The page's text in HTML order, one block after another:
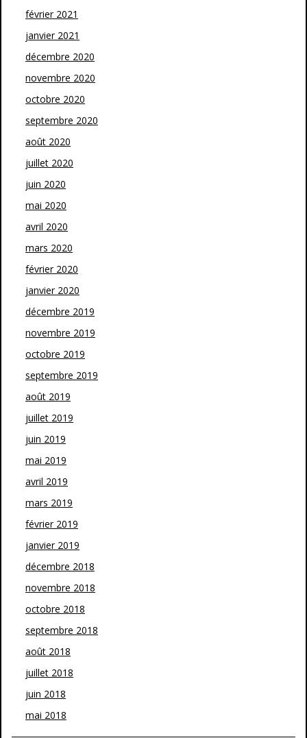
février 2021
janvier 2021
décembre 2020
novembre 2020
octobre 2020
septembre 2020
août 2020
juillet 2020
juin 2020
mai 2020
avril 2020
mars 2020
février 2020
janvier 2020
décembre 2019
novembre 2019
octobre 2019
septembre 2019
août 2019
juillet 2019
juin 2019
mai 2019
avril 2019
mars 2019
février 2019
janvier 2019
décembre 2018
novembre 2018
octobre 2018
septembre 2018
août 2018
juillet 2018
juin 2018
mai 2018